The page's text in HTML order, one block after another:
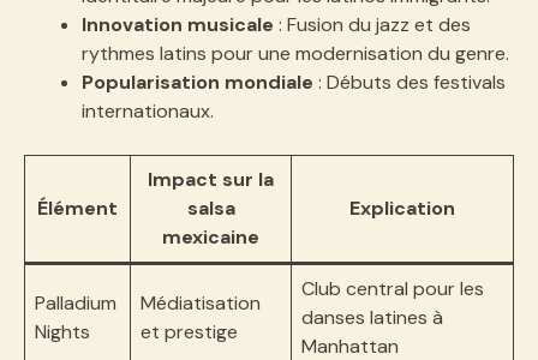
Innovation musicale : Fusion du jazz et des
rythmes latins pour une modernisation du genre.
Popularisation mondiale : Débuts des festivals
internationaux.
Élément
Impact sur la
salsa
mexicaine
Explication
Palladium
Nights
Médiatisation
et prestige
Club central pour les
danses latines à
Manhattan